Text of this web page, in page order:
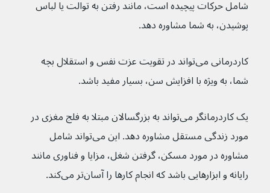
شامل حرکات پیچیده است، مانند رفتن به توالت یا لباس
پوشیدن، به شما مشاوره دهد.
کاردرمانی می‌تواند در تقویت عزت نفس و استقلال بچه
شما، به ویژه با افزایش سن، بسیار مفید باشد.
یک کاردرمانگر می‌تواند به بزرگسالان مبتلا به فلج مغزی در
مورد زندگی مستقل مشاوره دهد. این می‌تواند شامل
مشاوره در مورد مسکن، گرفتن شغل، مزایا و فناوری مانند
رایانه و ابزارهایی باشد که انجام کارها را آسان‌تر می‌کند.